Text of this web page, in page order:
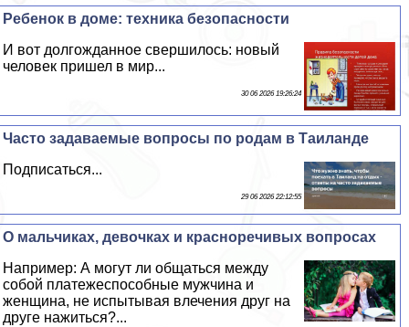
Ребенок в доме: техника безопасности
И вот долгожданное свершилось: новый
человек пришел в мир...
30 06 2026 19:26:24
Часто задаваемые вопросы по родам в Таиланде
Подписаться...
29 06 2026 22:12:55
О мальчиках, дeвoчках и красноречивых вопросах
Например: А могут ли общаться между
собой платежеспособные мужчина и
женщина, не испытывая влечения друг на
друге нажиться?...